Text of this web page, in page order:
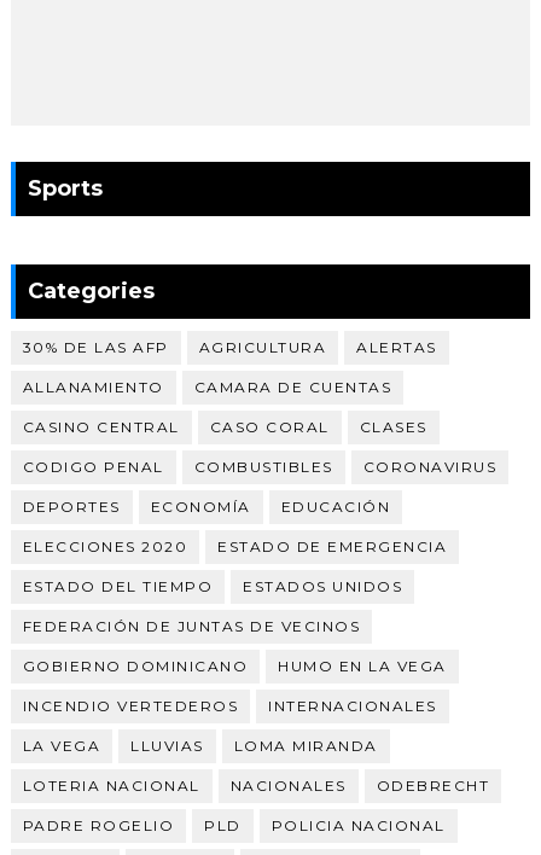
Sports
Categories
30% DE LAS AFP AGRICULTURA ALERTAS
ALLANAMIENTO CAMARA DE CUENTAS
CASINO CENTRAL CASO CORAL CLASES
CODIGO PENAL COMBUSTIBLES CORONAVIRUS
DEPORTES ECONOMÍA EDUCACIÓN
ELECCIONES 2020 ESTADO DE EMERGENCIA
ESTADO DEL TIEMPO ESTADOS UNIDOS
FEDERACIÓN DE JUNTAS DE VECINOS
GOBIERNO DOMINICANO HUMO EN LA VEGA
INCENDIO VERTEDEROS INTERNACIONALES
LA VEGA LLUVIAS LOMA MIRANDA
LOTERIA NACIONAL NACIONALES ODEBRECHT
PADRE ROGELIO PLD POLICIA NACIONAL